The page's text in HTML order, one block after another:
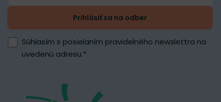
Prihlásiť sa na odber
Súhlasím s posielaním pravidelného newslettra na
uvedenú adresu.*